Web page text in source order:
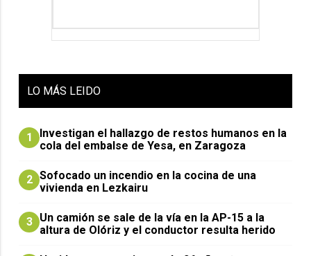
LO MÁS LEIDO
1
Investigan el hallazgo de restos humanos en la
cola del embalse de Yesa, en Zaragoza
2 Sofocado un incendio en la cocina de una
vivienda en Lezkairu
3 Un camión se sale de la vía en la AP-15 a la
altura de Olóriz y el conductor resulta herido